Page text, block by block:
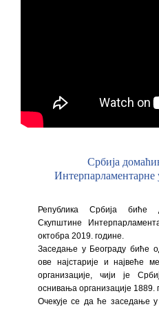
Србија
Интерпарламентарне
Република Србија биће
Скупштине
октобра 2019. године.
Заседање у Београду биће
ове најстарије и највеће
организације, чији је
оснивања организације 1889.
Очекује се да ће заседање